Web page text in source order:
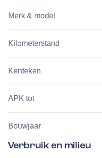
Merk & model
Kilometerstand
Kenteken
APK tot
Bouwjaar
Verbruik en milieu